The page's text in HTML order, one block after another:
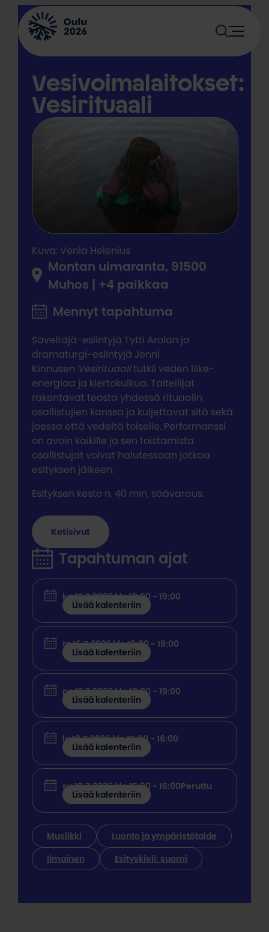
Siirry
sisältöön
Vesivoimalaitokset:
Vesirituaali
Montan uimaranta, 91500
Muhos | +4 paikkaa
Mennyt tapahtuma
Säveltäjä-esiintyjä Tytti Arolan ja
dramaturgi-esiintyjä Jenni
Kinnusen Vesirituaalitutkii veden liike-
energiaa ja kiertokulkua. Taiteilijat
rakentavat teosta yhdessä rituaalin
osallistujien kanssa ja kuljettavat sitä sekä
joessa että vedeltä toiselle. Performanssi
on avoin kaikille ja sen toistamista
osallistujat voivat halutessaan jatkaa
esityksen jälkeen.
Esityksen kesto n. 40 min, säävaraus.
Kotisivut
Kuva: Venla Helenius
Tapahtuman ajat
ke 15.7.2026 klo 18:00 - 19:00
Lisää kalenteriin
to 16.7.2026 klo 18:00 - 19:00
Lisää kalenteriin
pe 17.7.2026 klo 18:00 - 19:00
Lisää kalenteriin
la 18.7.2026 klo 15:00 - 16:00
Lisää kalenteriin
su 19.7.2026 klo 15:00 - 16:00Peruttu
Lisää kalenteriin
Musiikki Luonto ja ympäristötaide
Ilmainen Esityskieli: suomi